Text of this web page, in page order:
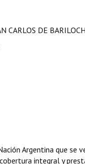
CARLOS DE
Argentina que
integral y